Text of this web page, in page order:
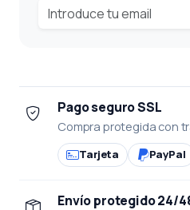
Pago seguro SSL
Compra protegida con
Tarjeta PayPal
Envío protegido 24/